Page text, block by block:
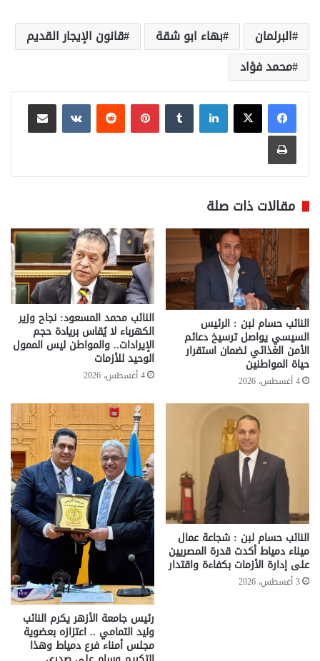
البرلمان بهاء ابو شقة
قانون الإيجار القديم
محمد فؤاد
لينكدإن بينتيريست
مشاركة عبر البريد
طباعة
مقالات ذات صلة
النائب حسام لبن : الرئيس
السيسي يواصل ترسيخ دعائم
الأمن الغذائي لضمان استقرار
حياة المواطنين
4 أغسطس، 2026
النائب محمد المسعود: نجاح وزير
الكهرباء لا يُقاس بريادة حجم
الإيرادات.. والمواطن ليس الممول
الوحيد للأزمات
4 أغسطس، 2026
النائب حسام لبن : شجاعة عمال
ميناء دمياط أكدت قدرة المصريين
على إدارة الأزمات بكفاءة واقتدار
3 أغسطس، 2026
رئيس جامعة الأزهر يكرم النائب
وليد التمامي .. اعتزازه بعضوية
مجلس أمناء فرع دمياط وهذا